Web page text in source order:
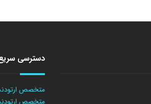
دسترسی
متخصص
متخصص